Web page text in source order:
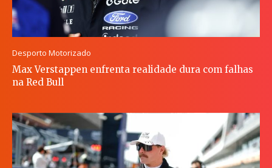
Desporto Motorizado
Max Verstappen enfrenta realidade dura com falhas
na Red Bull